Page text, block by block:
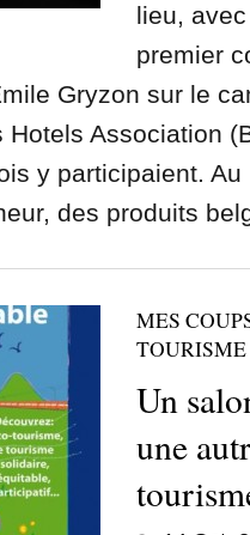
lieu,
premier
Gryzon sur le
Association
y participaient.
des produits
MES
TOURISME
Un
une